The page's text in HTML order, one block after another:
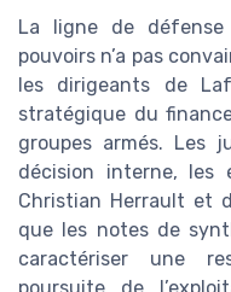
La ligne de
pouvoirs n’a pas
les dirigeants de
stratégique du
groupes armés. Les
décision interne, les
Christian Herrault et
que les notes de
caractériser une
poursuite de